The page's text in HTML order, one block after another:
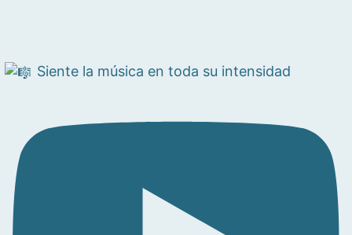
Siente la música en toda su intensidad